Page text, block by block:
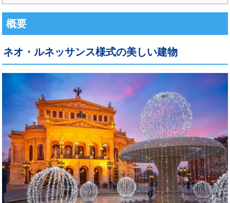
概要
ネオ・ルネッサンス様式の美しい建物